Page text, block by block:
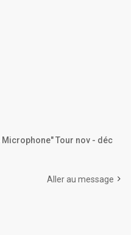
Microphone" Tour nov - déc
Aller au message